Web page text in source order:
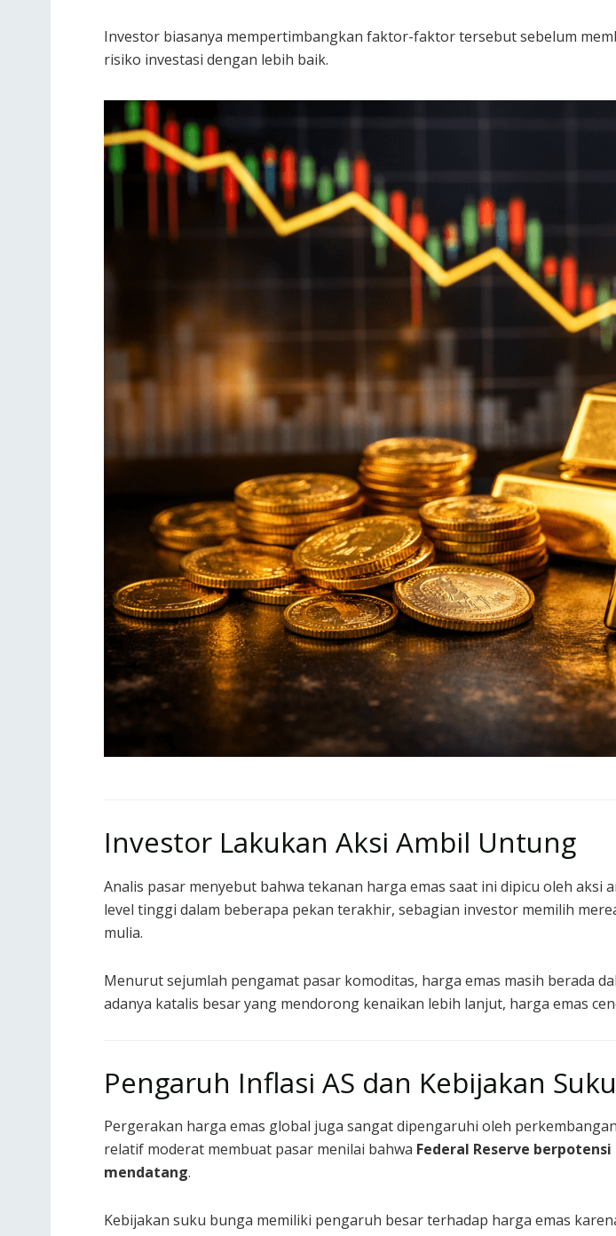
Investor biasanya mempertimbangkan faktor-faktor tersebut sebelum
risiko investasi dengan lebih baik.
Investor Lakukan Aksi Ambil Untung
Analis pasar menyebut bahwa tekanan harga emas saat ini dipicu oleh
level tinggi dalam beberapa pekan terakhir, sebagian investor memilih
mulia.
Menurut sejumlah pengamat pasar komoditas, harga emas masih berada
adanya katalis besar yang mendorong kenaikan lebih lanjut, harga emas
Pengaruh Inflasi AS dan Kebijakan
Pergerakan harga emas global juga sangat dipengaruhi oleh
relatif moderat membuat pasar menilai bahwa Federal Reserve
mendatang.
Kebijakan suku bunga memiliki pengaruh besar terhadap harga emas